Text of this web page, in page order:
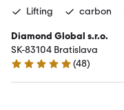
Lifting
carbon
Diamond Global s.r.o.
SK-83104 Bratislava
4.9 Sterne
(48)